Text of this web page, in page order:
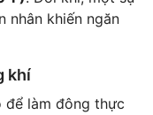
nhân khiến ngăn
khí
để làm đông thực